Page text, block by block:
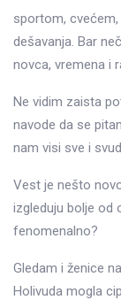
sportom,
dešavanja. Bar
novca, vremena i
Ne vidim zaista
navode da se
nam visi sve i
Vest je nešto
izgleduju bolje od
fenomenalno?
Gledam i ženice
Holivuda mogla